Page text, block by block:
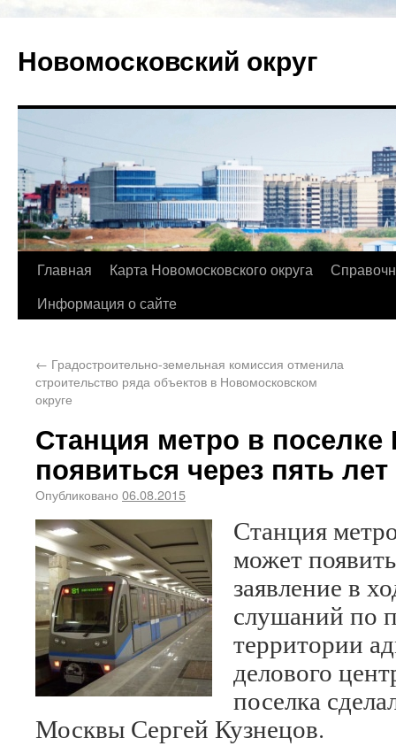
Новомосковский округ
Главная Карта Новомосковского округа
Информация о сайте
← Градостроительно-земельная комиссия отменила
строительство ряда объектов в Новомосковском
округе
Станция метро в
появиться через пять лет
Опубликовано 06.08.2015
Станция
может
заявление в
слушаний по
территории
делового
поселка
Москвы Сергей Кузнецов.